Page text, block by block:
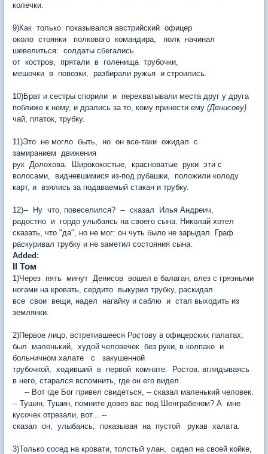
колечки.
9)Как только показывался австрийский офицер
около стоянки полкового командира, полк начинал
шевелиться: солдаты сбегались
от костров, прятали в голенища трубочки,
мешочки в повозки, разбирали ружья и строились.
10)Брат и сестры спорили и перехватывали места друг у друга
поближе к нему, и дрались за то, кому принести ему (Денисову)
чай, платок, трубку.
11)Это не могло быть, но он все-таки ожидал с
замиранием движения
рук Долохова. Ширококостые, красноватые руки эти с
волосами, видневшимися из-под рубашки, положили колоду
карт, и взялись за подаваемый стакан и трубку.
12)-- Ну что, повеселился? -- сказал Илья Андреич,
радостно и гордо улыбаясь на своего сына. Николай хотел
сказать, что "да", но не мог: он чуть было не зарыдал. Граф
раскуривал трубку и не заметил состояния сына.
Added:
II Том
1)Через пять минут Денисов вошел в балаган, влез с грязными
ногами на кровать, сердито выкурил трубку, раскидал
все свои вещи, надел нагайку и саблю и стал выходить из
землянки.
2)Первое лицо, встретившееся Ростову в офицерских палатах,
был маленький, худой человечек без руки, в колпаке и
больничном халате с закушенной
трубочкой, ходивший в первой комнате. Ростов, вглядываясь
в него, старался вспомнить, где он его видел.
-- Вот где Бог привел свидеться, -- сказал маленький человек.
-- Тушин, Тушин, помните довез вас под Шенграбеном? А мне
кусочек отрезали, вот... --
сказал он, улыбаясь, показывая на пустой рукав халата.
3)Только сосед на кровати, толстый улан, сидел на своей койке,